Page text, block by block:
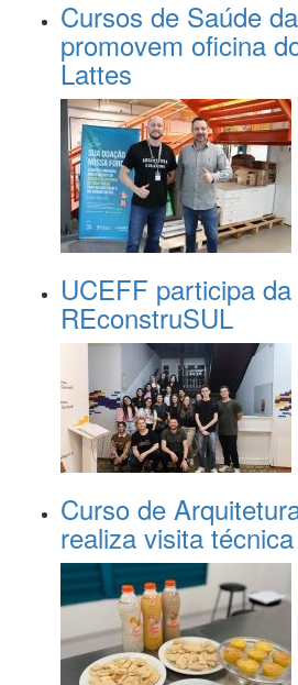
Cursos de Saúde
promovem oficina
Lattes
UCEFF participa
REconstruSUL
Curso de
realiza visita